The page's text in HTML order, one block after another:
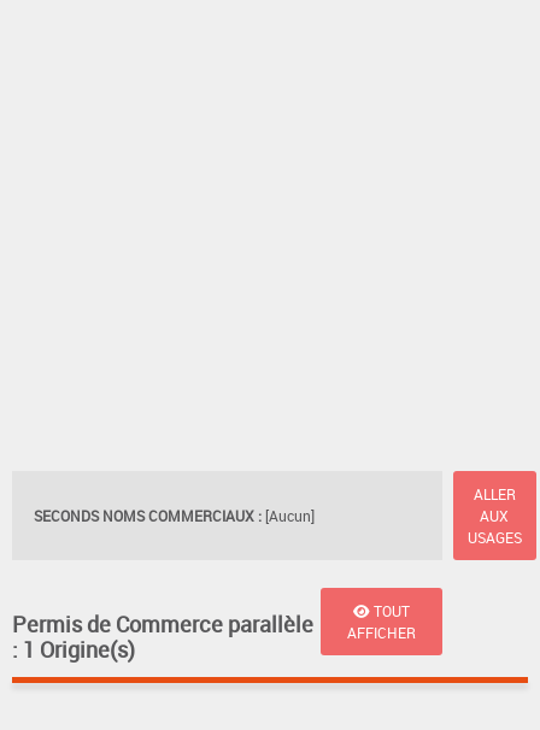
SECONDS NOMS COMMERCIAUX : [Aucun]
ALLER
AUX
USAGES
Permis de Commerce parallèle
: 1 Origine(s)
TOUT
AFFICHER